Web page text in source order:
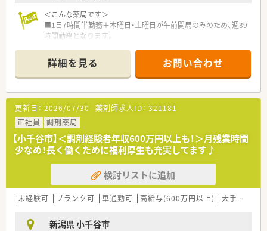
す。
応援体制が整っているので、人数が少ない薬局に配属でも安心し
て勤務ができる環境です。
た、年に1回1週間程度リフレッシュ休暇制度を設けており、全店
休憩室を完備しています。
社員割引購入制度、リフレッシュ休暇に会社都合での転勤の場
合、家賃補助や遠隔地手当も付き、安心して就業できます（規定
あり）
＜こんな薬局です＞
■1日7時間半勤務＋木曜日・土曜日が午前開局のみのため、週39
時間勤務となります。
ます。
■老人保健施設、特別養護老人ホームの調剤も受けつけていま
す。
■処方枚数は1日50枚程度。薬剤師さん常時2名体制で運営して
います。
■新薬とジェネリックの比率は14：86。ジェネリック処方にも力
を入れています。
■創業1店舗目の歴史ある店舗です。
＜長期就業にオススメです＞
■ご経験に応じて、資格手当（65,000円）や加給手当（最大50,000
円まで）がございます。
■基本的に異動はなく、同じ店舗で長く働けるよう配慮してま
す。
＜こんな企業です＞
詳細を見る お問い合わせ
更新日： 2026/07/30 薬剤師求人ID： 321181
正社員
調剤薬局
【小千谷市】＜調剤経験者年収600万円以上も！＞月残業時間
少なめ！長く働くために福利厚生も充実してます♪
検討リストに追加
未経験可 ブランク可 車通勤可 高給与(600万円以上) 大手チェーン以外
新潟県 小千谷市